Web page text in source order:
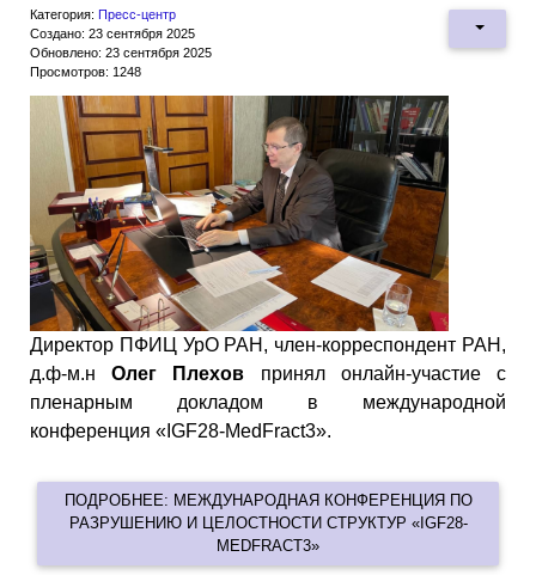
Категория: Пресс-центр
Создано: 23 сентября 2025
Обновлено: 23 сентября 2025
Просмотров: 1248
Директор ПФИЦ УрО РАН, член-корреспондент РАН,
д.ф-м.нОлег Плехов принял онлайн-участие с
пленарным докладом в международной
конференция «IGF28-MedFract3».
ПОДРОБНЕЕ: МЕЖДУНАРОДНАЯ КОНФЕРЕНЦИЯ ПО
РАЗРУШЕНИЮ И ЦЕЛОСТНОСТИ СТРУКТУР «IGF28-
MEDFRACT3»